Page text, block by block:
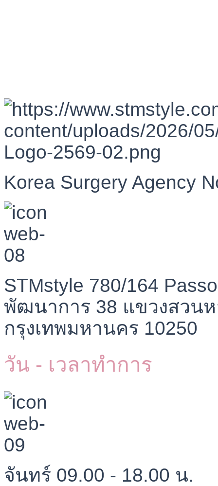
Korea Surgery Agency
STMstyle 780/164
พัฒนาการ 38 แขวงสวน
กรุงเทพมหานคร 10250
วัน - เวลาทำการ
จันทร์ 09.00 - 18.00 น.